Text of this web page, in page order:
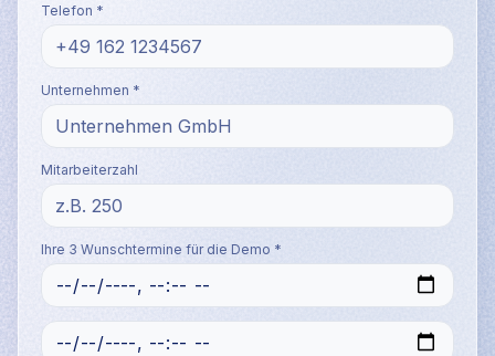
Telefon *
Unternehmen *
Mitarbeiterzahl
Ihre 3 Wunschtermine für die Demo *